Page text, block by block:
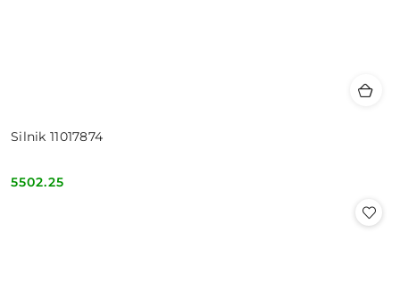
Silnik 11017874
Cena:
5502.25